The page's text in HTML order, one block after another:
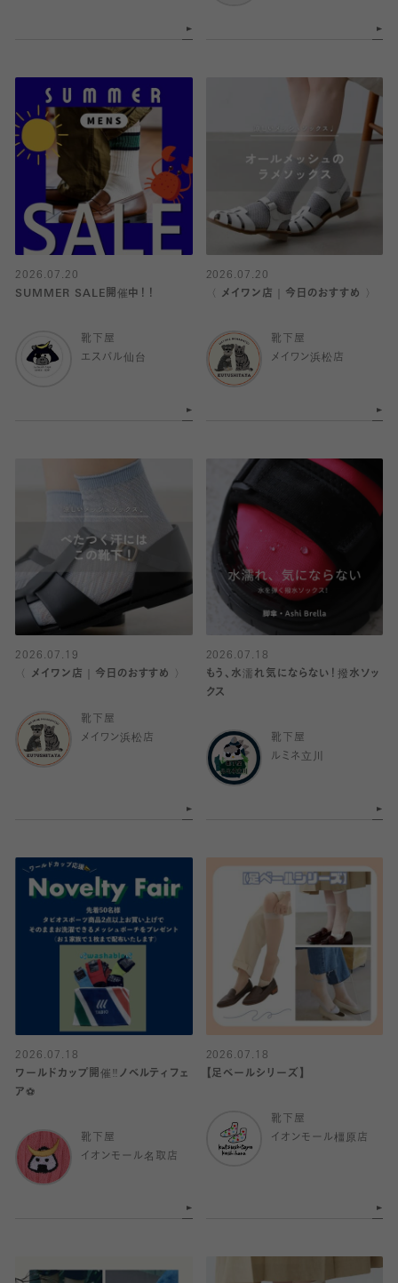
2026.07.20
SUMMER SALE開催中！！
靴下屋
エスパル仙台
2026.07.20
〈 メイワン店｜今日のおすすめ 〉
靴下屋
メイワン浜松店
2026.07.19
〈 メイワン店｜今日のおすすめ 〉
靴下屋
メイワン浜松店
2026.07.18
もう、水濡れ気にならない！撥水ソッ
クス
靴下屋
ルミネ立川
2026.07.18
ワールドカップ開催‼️ノベルティフェ
ア⚽️
靴下屋
イオンモール名取店
2026.07.18
【足ベールシリーズ】
靴下屋
イオンモール橿原店